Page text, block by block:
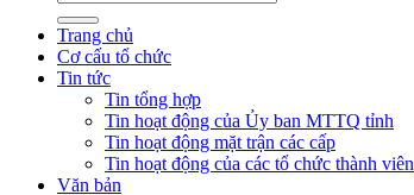
Trang chủ
Cơ cấu tổ chức
Tin tức
Tin tổng hợp
Tin hoạt động của Ủy ban MTTQ tỉnh
Tin hoạt động mặt trận các cấp
Tin hoạt động của các tổ chức thành viên
Văn bản